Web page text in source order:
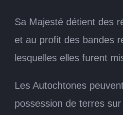
Sa Majesté détient des
et au profit des bandes
lesquelles elles furent
Les Autochtones
possession de terres